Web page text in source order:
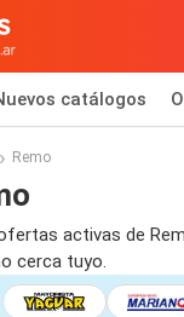
catálogos
Remo
activas de
cerca tuyo.